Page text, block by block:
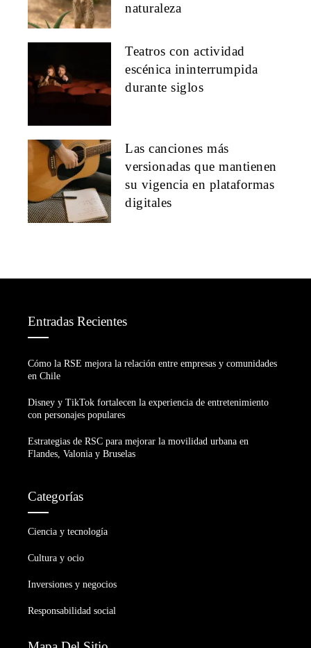
naturaleza
Teatros con actividad
escénica ininterrumpida
durante siglos
Las canciones más
versionadas que mantienen
su vigencia en plataformas
digitales
Entradas Recientes
Cómo la RSE mejora la relación entre empresas y comunidades
en Chile
Disney y TikTok fortalecen la experiencia de entretenimiento
con personajes populares
Estrategias de RSC para mejorar la movilidad urbana en
Flandes, Valonia y Bruselas
Categorías
Ciencia y tecnología
Cultura y ocio
Inversiones y negocios
Responsabilidad social